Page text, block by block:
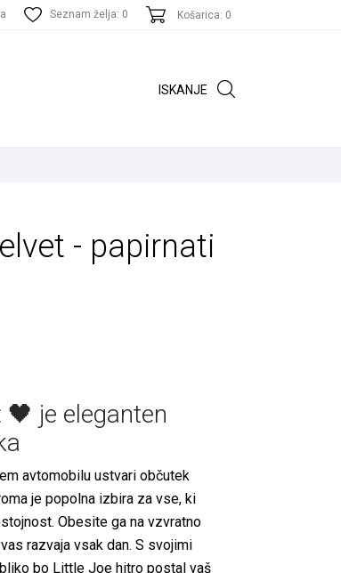
Seznam želja: 0 Košarica: 0
ISKANJE
- papirnati
🖤 je eleganten
avtomobilu ustvari občutek
je popolna izbira za vse, ki
Obesite ga na vzvratno
razvaja vsak dan. S svojimi
bo Little Joe hitro postal vaš